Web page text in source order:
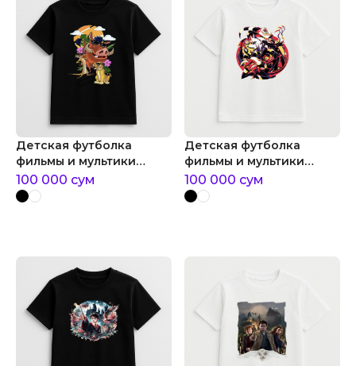
Детская футболка
фильмы и мультики
hakuna matata
100 000 сум
Детская футболка
фильмы и мультики
отель хазбин
100 000 сум